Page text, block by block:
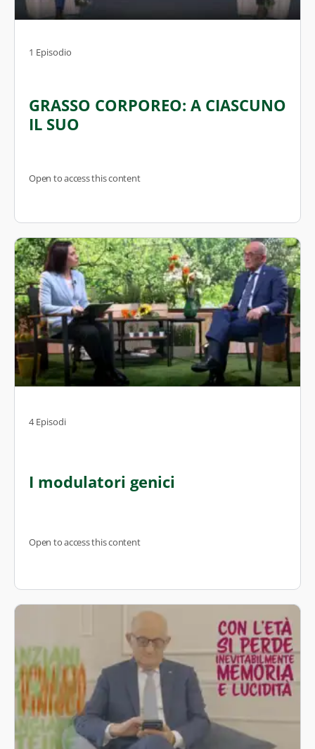
1 Episodio
GRASSO CORPOREO: A CIASCUNO
IL SUO
Open to access this content
4 Episodi
I modulatori genici
Open to access this content